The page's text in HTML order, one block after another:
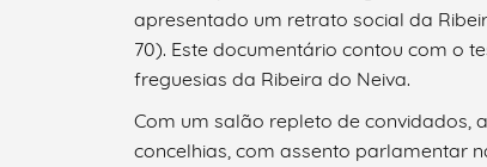
apresentado um retrato social da
70). Este documentário contou com o
freguesias da Ribeira do Neiva.
Com um salão repleto de convidados,
concelhias, com assento parlamentar